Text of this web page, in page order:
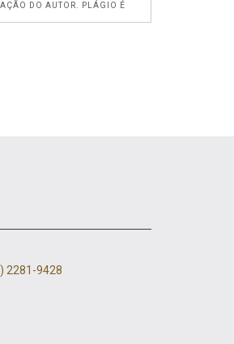
DO AUTOR. PLÁGIO É
2281-9428